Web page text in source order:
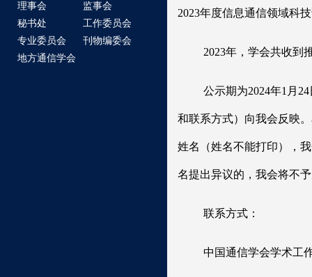
理事会
监事会
秘书处
工作委员会
专业委员会
刊物编委会
地方通信学会
2023年度信息通信领域科
2023年，学会共收到
公示期为2024年1月
和联系方式）向我会反映
姓名（姓名不能打印），
名提出异议的，我会将不
联系方式：
中国通信学会学术工